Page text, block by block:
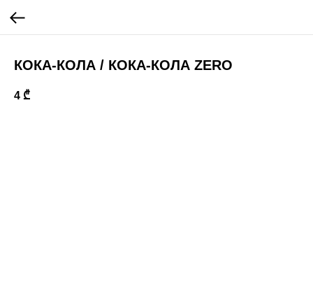
КОКА-КОЛА / КОКА-КОЛА ZERO
4 ₾